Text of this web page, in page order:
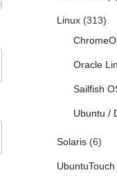
Linux(313)
Oracle
Sailfish
Ubuntu /
Solaris(6)
UbuntuTouch